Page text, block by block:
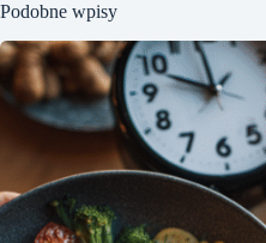
Podobne wpisy